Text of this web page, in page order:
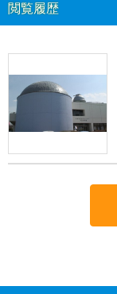
閲覧履歴